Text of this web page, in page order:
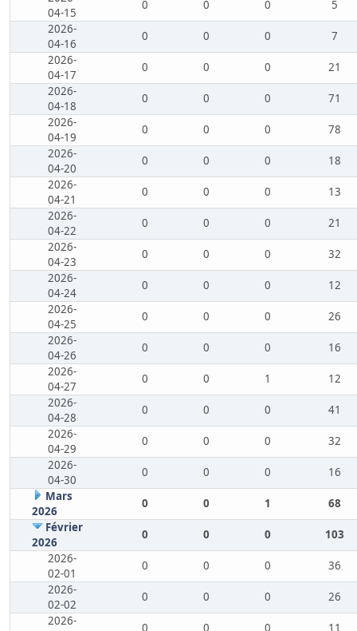
04-15
0 0 0
5
2026-
04-16
0 0 0
7
2026-
04-17
0 0 0
21
2026-
04-18
0 0 0
71
2026-
04-19
0 0 0
78
2026-
04-20
0 0 0
18
2026-
04-21
0 0 0
13
2026-
04-22
0 0 0
21
2026-
04-23
0 0 0
32
2026-
04-24
0 0 0
12
2026-
04-25
0 0 0
26
2026-
04-26
0 0 0
16
2026-
04-27
0 0 1
12
2026-
04-28
0 0 0
41
2026-
04-29
0 0 0
32
2026-
04-30
0 0 0
16
Mars
2026
0 0 1
68
Février
2026
0 0 0
103
2026-
02-01
0 0 0
36
2026-
02-02
0 0 0
26
2026-
0 0 0
11